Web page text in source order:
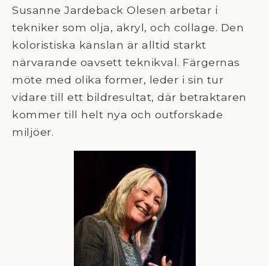
Susanne Jardeback Olesen arbetar i
tekniker som olja, akryl, och collage. Den
koloristiska känslan är alltid starkt
närvarande oavsett teknikval. Färgernas
möte med olika former, leder i sin tur
vidare till ett bildresultat, där betraktaren
kommer till helt nya och outforskade
miljöer.